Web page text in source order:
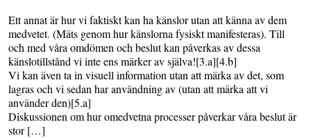
Ett annat är hur vi faktiskt kan ha känslor utan att känna av dem
medvetet. (Mäts genom hur känslorna fysiskt manifesteras). Till
och med våra omdömen och beslut kan påverkas av dessa
känslotillstånd vi inte ens märker av själva![3.a][4.b]
Vi kan även ta in visuell information utan att märka av det, som
lagras och vi sedan har användning av (utan att märka att vi
använder den)[5.a]
Diskussionen om hur omedvetna processer påverkar våra beslut är
stor […]